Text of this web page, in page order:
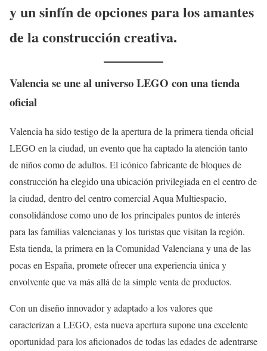
y un sinfín de opciones para los amantes
de la construcción creativa.
Valencia se une al universo LEGO con una tienda
oficial
Valencia ha sido testigo de la apertura de la primera tienda oficial
LEGO en la ciudad, un evento que ha captado la atención tanto
de niños como de adultos. El icónico fabricante de bloques de
construcción ha elegido una ubicación privilegiada en el centro de
la ciudad, dentro del centro comercial Aqua Multiespacio,
consolidándose como uno de los principales puntos de interés
para las familias valencianas y los turistas que visitan la región.
Esta tienda, la primera en la Comunidad Valenciana y una de las
pocas en España, promete ofrecer una experiencia única y
envolvente que va más allá de la simple venta de productos.
Con un diseño innovador y adaptado a los valores que
caracterizan a LEGO, esta nueva apertura supone una excelente
oportunidad para los aficionados de todas las edades de adentrarse